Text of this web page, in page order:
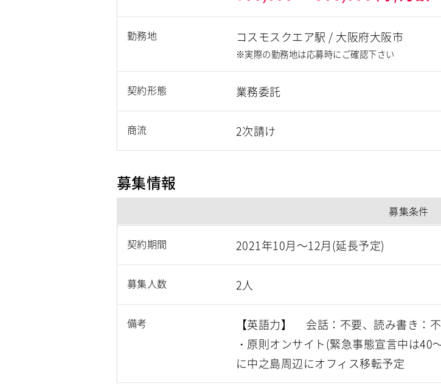
勤務地 コスモスクエア駅 / 大阪府大阪市
※実際の勤務地は応募時にご確認下さい
契約形態 業務委託
商流 2次請け
募集情報
募集条件
契約期間 2021年10月～12月(延長予定)
募集人数 2人
備考
【英語力】 会話：不要、読み書き：
・原則オンサイト(緊急事態宣言中は
に中之島周辺にオフィス移転予定